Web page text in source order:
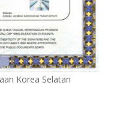
Korea Selatan